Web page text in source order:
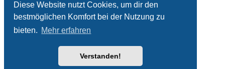
Diese Website nutzt Cookies, um dir den
bestmöglichen Komfort bei der Nutzung zu
bieten. Mehr erfahren
Verstanden!